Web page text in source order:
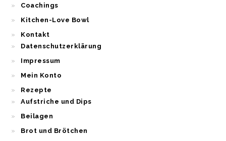
Coachings
Kitchen-Love Bowl
Kontakt
Datenschutzerklärung
Impressum
Mein Konto
Rezepte
Aufstriche und Dips
Beilagen
Brot und Brötchen